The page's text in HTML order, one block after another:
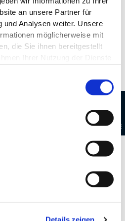
an unsere Partner für
und Analysen weiter. Unsere
möglicherweise mit
die Sie ihnen bereitgestellt